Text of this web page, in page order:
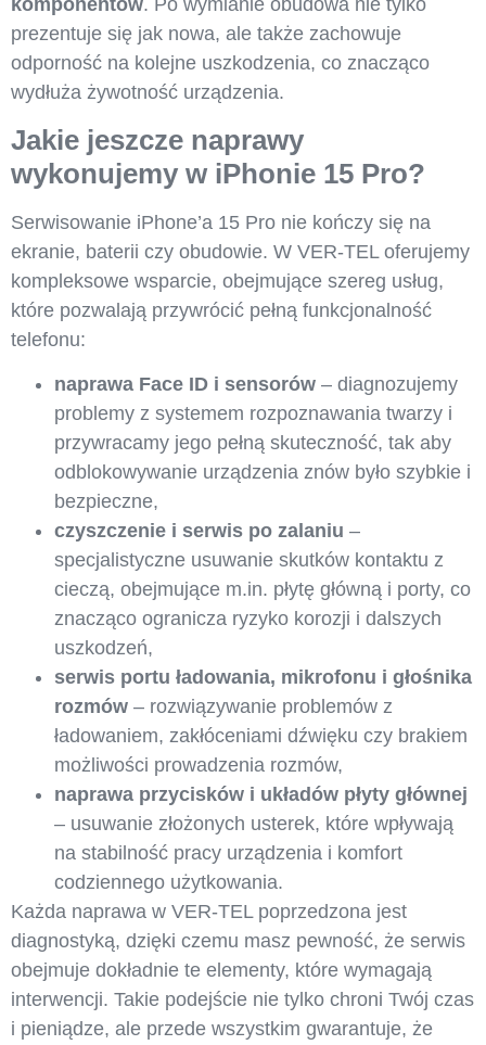
komponentów. Po wymianie obudowa nie tylko
prezentuje się jak nowa, ale także zachowuje
odporność na kolejne uszkodzenia, co znacząco
wydłuża żywotność urządzenia.
Jakie jeszcze naprawy
wykonujemy w iPhonie 15 Pro?
Serwisowanie iPhone’a 15 Pro nie kończy się na
ekranie, baterii czy obudowie. W VER-TEL oferujemy
kompleksowe wsparcie, obejmujące szereg usług,
które pozwalają przywrócić pełną funkcjonalność
telefonu:
naprawa Face ID i sensorów – diagnozujemy
problemy z systemem rozpoznawania twarzy i
przywracamy jego pełną skuteczność, tak aby
odblokowywanie urządzenia znów było szybkie i
bezpieczne,
czyszczenie i serwis po zalaniu –
specjalistyczne usuwanie skutków kontaktu z
cieczą, obejmujące m.in. płytę główną i porty, co
znacząco ogranicza ryzyko korozji i dalszych
uszkodzeń,
serwis portu ładowania, mikrofonu i głośnika
rozmów – rozwiązywanie problemów z
ładowaniem, zakłóceniami dźwięku czy brakiem
możliwości prowadzenia rozmów,
naprawa przycisków i układów płyty głównej
– usuwanie złożonych usterek, które wpływają
na stabilność pracy urządzenia i komfort
codziennego użytkowania.
Każda naprawa w VER-TEL poprzedzona jest
diagnostyką, dzięki czemu masz pewność, że serwis
obejmuje dokładnie te elementy, które wymagają
interwencji. Takie podejście nie tylko chroni Twój czas
i pieniądze, ale przede wszystkim gwarantuje, że